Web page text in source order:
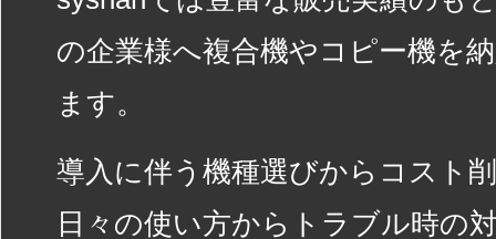
の企業様へ複合機やコピー機を
ます。
導入に伴う機種選びからコスト
日々の使い方からトラブル時の